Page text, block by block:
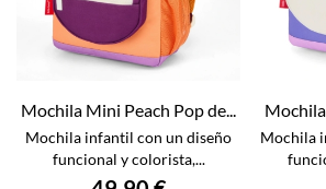
Mochila Mini Peach Pop de...
Mochila infantil con un diseño
funcional y colorista,...
Mochila